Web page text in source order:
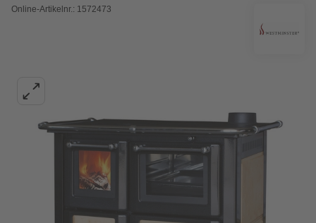
Online-Artikelnr.: 1572473